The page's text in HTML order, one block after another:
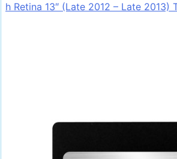
h Retina 13″ (Late 2012 – Late 2013)